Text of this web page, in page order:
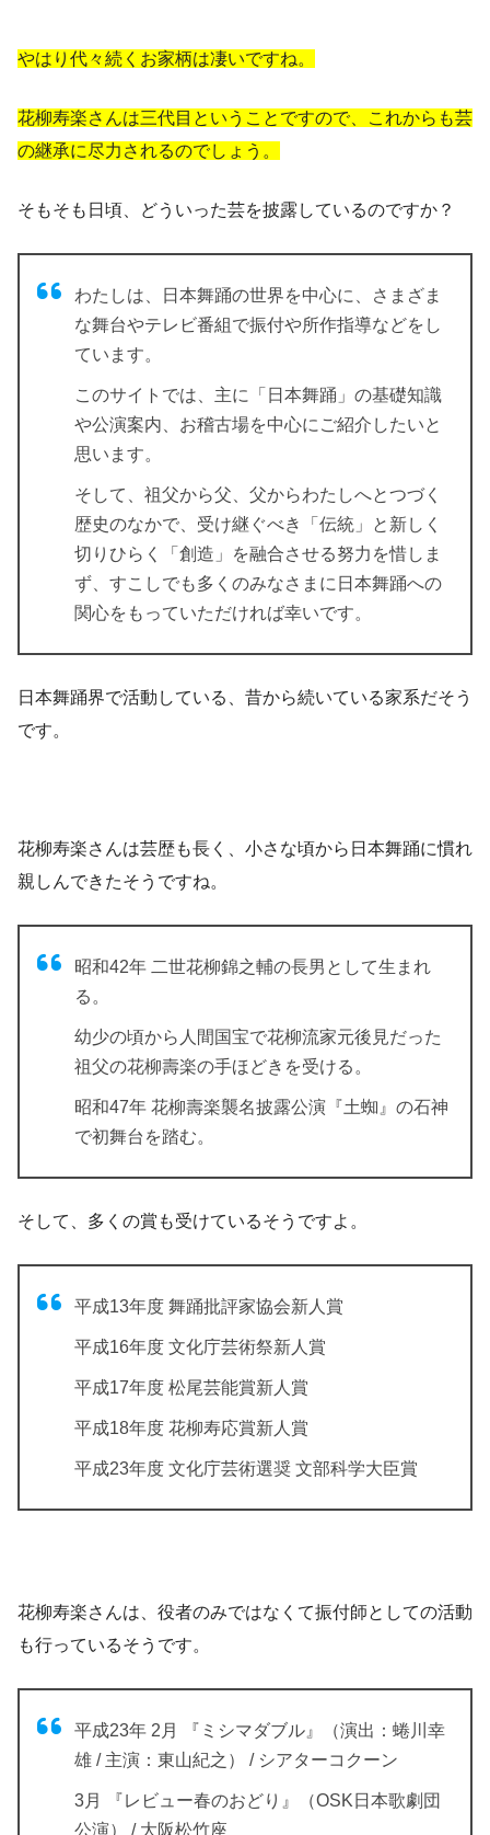
やはり代々続くお家柄は凄いですね。
花柳寿楽さんは三代目ということですので、これからも芸
の継承に尽力されるのでしょう。
そもそも日頃、どういった芸を披露しているのですか？
わたしは、日本舞踊の世界を中心に、さまざま
な舞台やテレビ番組で振付や所作指導などをし
ています。
このサイトでは、主に「日本舞踊」の基礎知識
や公演案内、お稽古場を中心にご紹介したいと
思います。
そして、祖父から父、父からわたしへとつづく
歴史のなかで、受け継ぐべき「伝統」と新しく
切りひらく「創造」を融合させる努力を惜しま
ず、すこしでも多くのみなさまに日本舞踊への
関心をもっていただければ幸いです。
日本舞踊界で活動している、昔から続いている家系だそう
です。
花柳寿楽さんは芸歴も長く、小さな頃から日本舞踊に慣れ
親しんできたそうですね。
昭和42年 二世花柳錦之輔の長男として生まれ
る。
幼少の頃から人間国宝で花柳流家元後見だった
祖父の花柳壽楽の手ほどきを受ける。
昭和47年 花柳壽楽襲名披露公演『土蜘』の石神
で初舞台を踏む。
そして、多くの賞も受けているそうですよ。
平成13年度 舞踊批評家協会新人賞
平成16年度 文化庁芸術祭新人賞
平成17年度 松尾芸能賞新人賞
平成18年度 花柳寿応賞新人賞
平成23年度 文化庁芸術選奨 文部科学大臣賞
花柳寿楽さんは、役者のみではなくて振付師としての活動
も行っているそうです。
平成23年 2月 『ミシマダブル』（演出：蜷川幸
雄 / 主演：東山紀之） / シアターコクーン
3月 『レビュー春のおどり』（OSK日本歌劇団
公演） / 大阪松竹座